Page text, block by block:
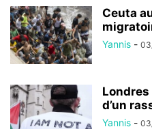
Ceuta
Yannis -
Londres
d’un
Yannis -